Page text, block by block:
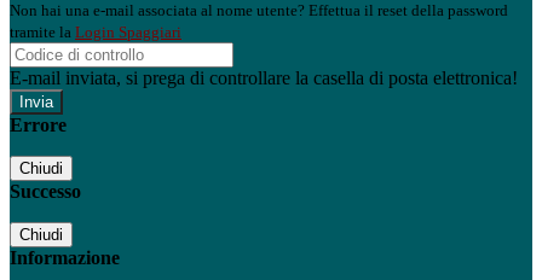
Non hai una e-mail associata al nome utente? Effettua il reset della password
tramite la Login Spaggiari
E-mail inviata, si prega di controllare la casella di posta elettronica!
Errore
Chiudi
Successo
Chiudi
Informazione